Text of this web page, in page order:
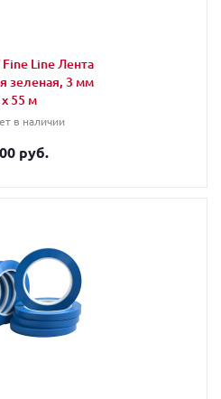
Fine Line Лента
зеленая, 3 мм
х 55 м
в наличии
руб.